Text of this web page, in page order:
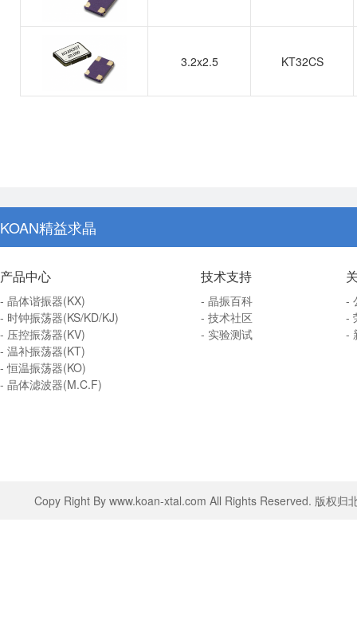
3.2x2.5 KT32CS
KOAN精益求晶
产品中心
- 晶体谐振器(KX)
- 时钟振荡器(KS/KD/KJ)
- 压控振荡器(KV)
- 温补振荡器(KT)
- 恒温振荡器(KO)
- 晶体滤波器(M.C.F)
技术支持
- 晶振百科
- 技术社区
- 实验测试
-
-
-
Copy Right By www.koan-xtal.com All Rights Reserved. 版权归